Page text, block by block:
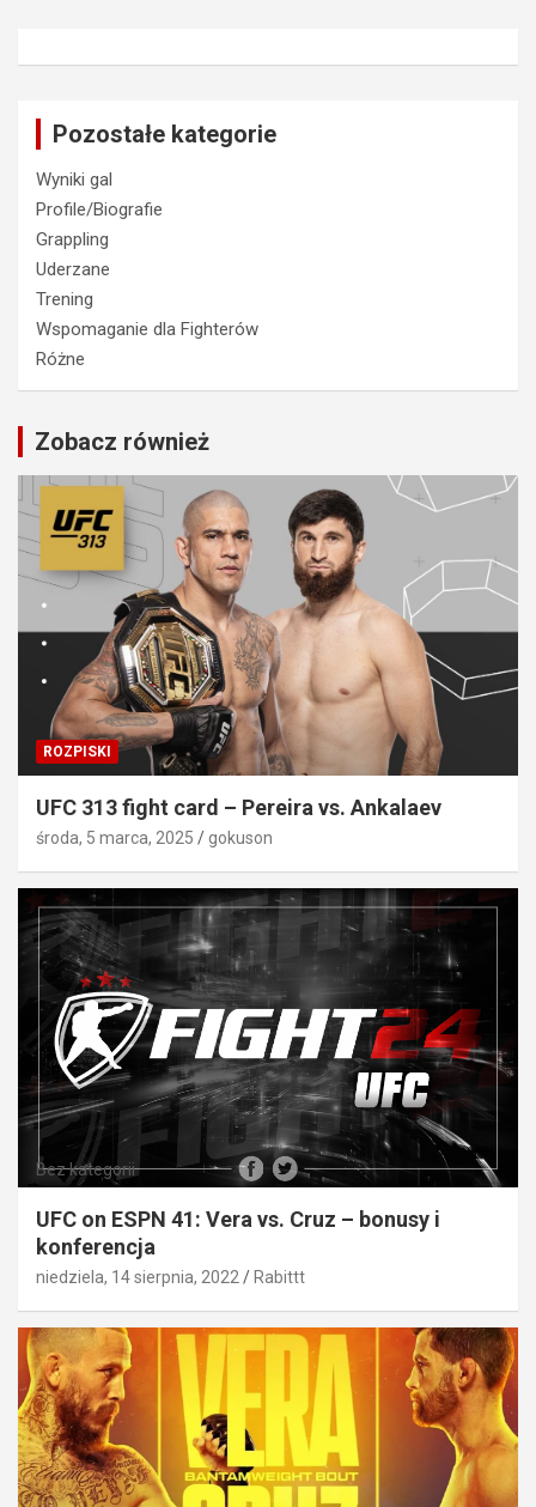
Pozostałe kategorie
Wyniki gal
Profile/Biografie
Grappling
Uderzane
Trening
Wspomaganie dla Fighterów
Różne
Zobacz również
ROZPISKI
UFC 313 fight card – Pereira vs. Ankalaev
środa, 5 marca, 2025 gokuson
Bez kategorii
UFC on ESPN 41: Vera vs. Cruz – bonusy i
konferencja
niedziela, 14 sierpnia, 2022 Rabittt